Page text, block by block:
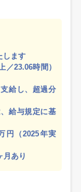
します
23.06時間）
給し、超過分
給与規定に基
円（2025年実
月あり